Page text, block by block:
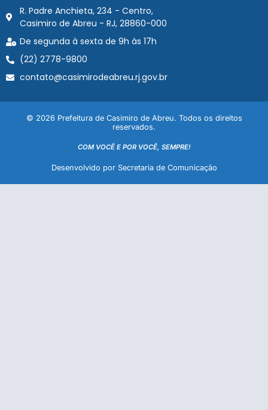
R. Padre Anchieta, 234 - Centro,
Casimiro de Abreu - RJ, 28860-000
De segunda à sexta de 9h às 17h
(22) 2778-9800
contato@casimirodeabreu.rj.gov.br
© 2026 Prefeitura de Casimiro de Abreu. Todos os direitos
reservados.
COM VOCÊ E POR VOCÊ, SEMPRE!
Desenvolvido por Secretaria de Comunicação